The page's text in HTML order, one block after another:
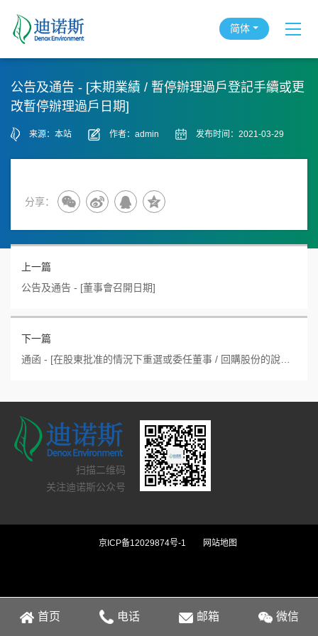
简体
公告及通告 - [末期業績 / 暫停辦理過戶登記手續或更
改暫停辦理過戶日期]
来源：本站 作者：admin 发布时间：2021-03-29
分享：
上一篇
公告及通告 - [董事會召開日期]
下一篇
扫描二维码
关注迪诺斯公众号
京ICP备12029874号-1 网站地图
首页 电话 邮箱 微信